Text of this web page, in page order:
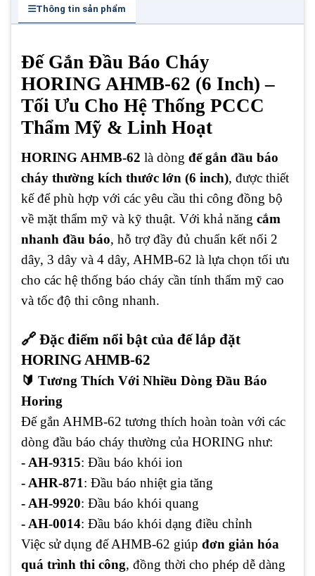
Thông tin sản phẩm
Đế Gắn Đầu Báo Cháy
HORING AHMB-62 (6 Inch) –
Tối Ưu Cho Hệ Thống PCCC
Thẩm Mỹ & Linh Hoạt
HORING AHMB-62 là dòng đế gắn đầu báo
cháy thường kích thước lớn (6 inch), được thiết
kế để phù hợp với các yêu cầu thi công đồng bộ
về mặt thẩm mỹ và kỹ thuật. Với khả năng cắm
nhanh đầu báo, hỗ trợ đầy đủ chuẩn kết nối 2
dây, 3 dây và 4 dây, AHMB-62 là lựa chọn tối ưu
cho các hệ thống báo cháy cần tính thẩm mỹ cao
và tốc độ thi công nhanh.
🔗 Đặc điểm nổi bật của đế lắp đặt
HORING AHMB-62
🔰 Tương Thích Với Nhiều Dòng Đầu Báo
Horing
Đế gắn AHMB-62 tương thích hoàn toàn với các
dòng đầu báo cháy thường của HORING như:
- AH-9315: Đầu báo khói ion
- AHR-871: Đầu báo nhiệt gia tăng
- AH-9920: Đầu báo khói quang
- AH-0014: Đầu báo khói dạng điều chỉnh
Việc sử dụng đế AHMB-62 giúp đơn giản hóa
quá trình thi công, đồng thời cho phép dễ dàng